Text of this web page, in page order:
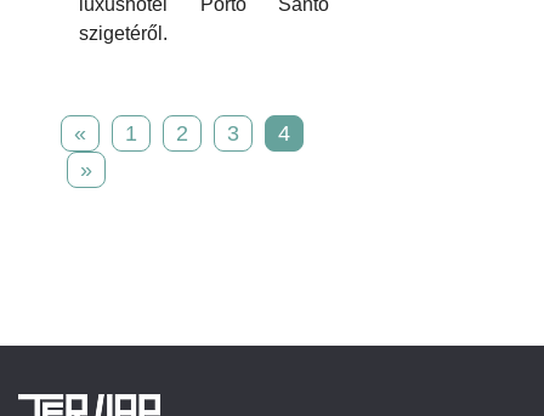
luxushotel Porto Santo
szigetéről.
« 1 2 3
4
»